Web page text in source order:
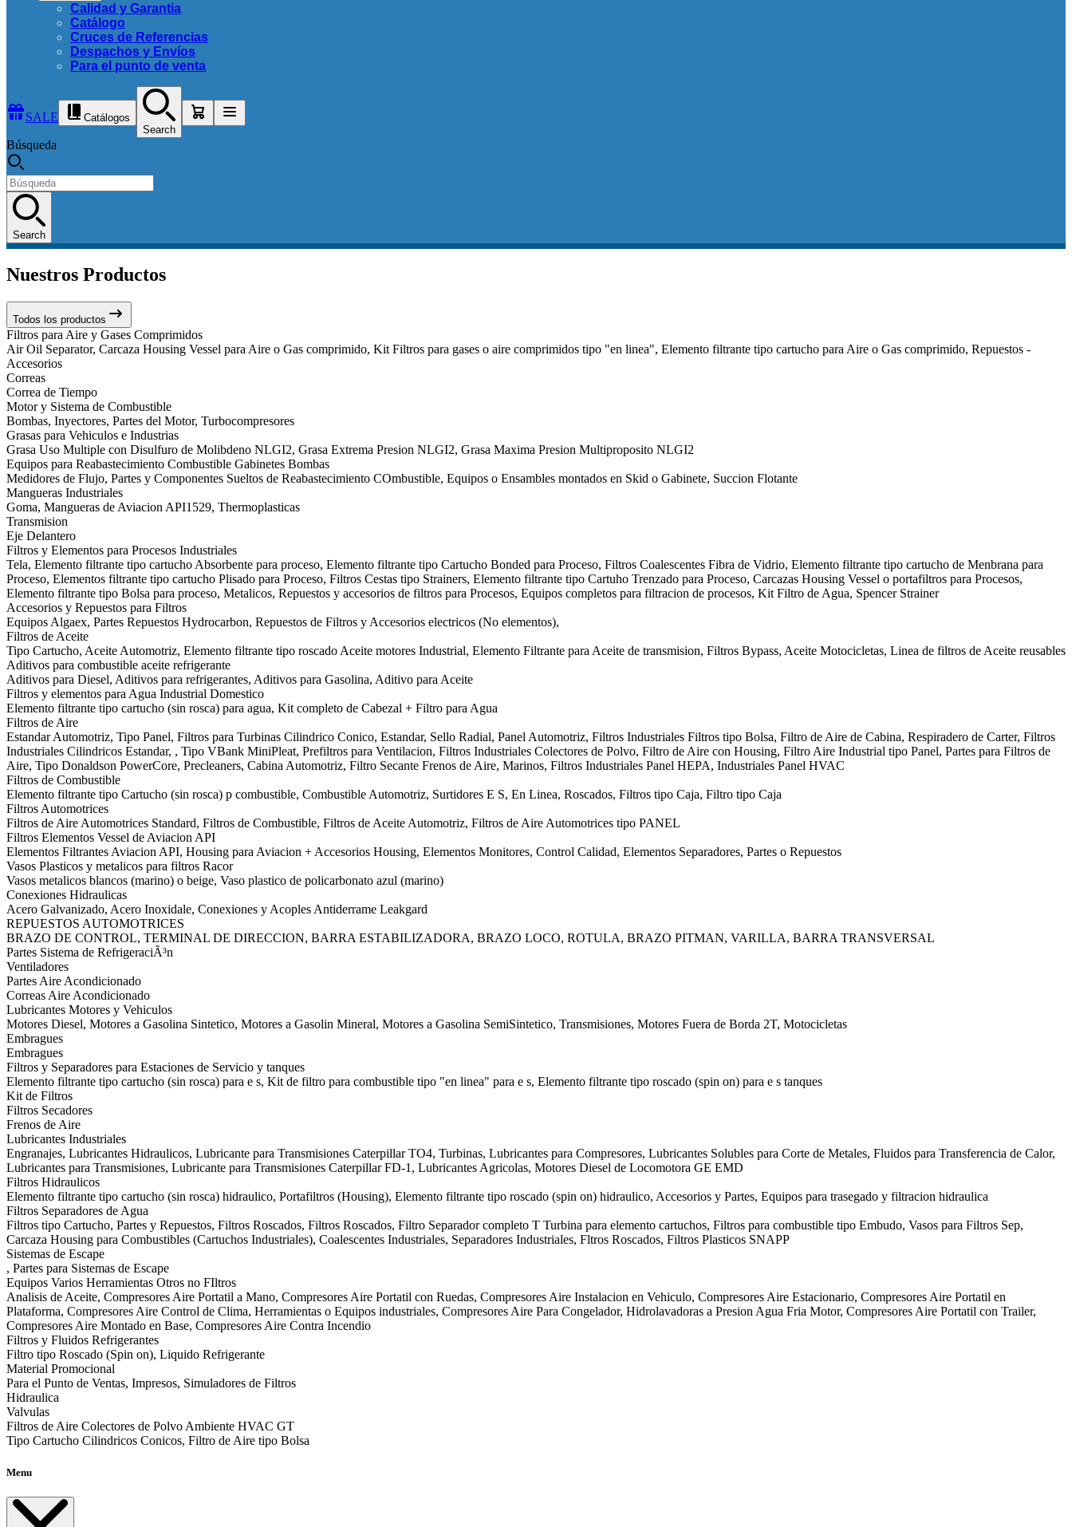
Calidad y Garantia
Catálogo
Cruces de Referencias
Despachos y Envíos
Para el punto de venta
SALE
Catálogos
Search
Búsqueda
Search
Nuestros Productos
Todos los productos
Filtros para Aire y Gases Comprimidos
Air Oil Separator, Carcaza Housing Vessel para Aire o Gas comprimido, Kit Filtros para gases o aire comprimidos tipo "en linea", Elemento filtrante tipo cartucho para Aire o Gas comprimido, Repuestos -
Accesorios
Correas
Correa de Tiempo
Motor y Sistema de Combustible
Bombas, Inyectores, Partes del Motor, Turbocompresores
Grasas para Vehiculos e Industrias
Grasa Uso Multiple con Disulfuro de Molibdeno NLGI2, Grasa Extrema Presion NLGI2, Grasa Maxima Presion Multiproposito NLGI2
Equipos para Reabastecimiento Combustible Gabinetes Bombas
Medidores de Flujo, Partes y Componentes Sueltos de Reabastecimiento COmbustible, Equipos o Ensambles montados en Skid o Gabinete, Succion Flotante
Mangueras Industriales
Goma, Mangueras de Aviacion API1529, Thermoplasticas
Transmision
Eje Delantero
Filtros y Elementos para Procesos Industriales
Tela, Elemento filtrante tipo cartucho Absorbente para proceso, Elemento filtrante tipo Cartucho Bonded para Proceso, Filtros Coalescentes Fibra de Vidrio, Elemento filtrante tipo cartucho de Menbrana para
Proceso, Elementos filtrante tipo cartucho Plisado para Proceso, Filtros Cestas tipo Strainers, Elemento filtrante tipo Cartuho Trenzado para Proceso, Carcazas Housing Vessel o portafiltros para Procesos,
Elemento filtrante tipo Bolsa para proceso, Metalicos, Repuestos y accesorios de filtros para Procesos, Equipos completos para filtracion de procesos, Kit Filtro de Agua, Spencer Strainer
Accesorios y Repuestos para Filtros
Equipos Algaex, Partes Repuestos Hydrocarbon, Repuestos de Filtros y Accesorios electricos (No elementos),
Filtros de Aceite
Tipo Cartucho, Aceite Automotriz, Elemento filtrante tipo roscado Aceite motores Industrial, Elemento Filtrante para Aceite de transmision, Filtros Bypass, Aceite Motocicletas, Linea de filtros de Aceite reusables
Aditivos para combustible aceite refrigerante
Aditivos para Diesel, Aditivos para refrigerantes, Aditivos para Gasolina, Aditivo para Aceite
Filtros y elementos para Agua Industrial Domestico
Elemento filtrante tipo cartucho (sin rosca) para agua, Kit completo de Cabezal + Filtro para Agua
Filtros de Aire
Estandar Automotriz, Tipo Panel, Filtros para Turbinas Cilindrico Conico, Estandar, Sello Radial, Panel Automotriz, Filtros Industriales Filtros tipo Bolsa, Filtro de Aire de Cabina, Respiradero de Carter, Filtros
Industriales Cilindricos Estandar, , Tipo VBank MiniPleat, Prefiltros para Ventilacion, Filtros Industriales Colectores de Polvo, Filtro de Aire con Housing, Filtro Aire Industrial tipo Panel, Partes para Filtros de
Aire, Tipo Donaldson PowerCore, Precleaners, Cabina Automotriz, Filtro Secante Frenos de Aire, Marinos, Filtros Industriales Panel HEPA, Industriales Panel HVAC
Filtros de Combustible
Elemento filtrante tipo Cartucho (sin rosca) p combustible, Combustible Automotriz, Surtidores E S, En Linea, Roscados, Filtros tipo Caja, Filtro tipo Caja
Filtros Automotrices
Filtros de Aire Automotrices Standard, Filtros de Combustible, Filtros de Aceite Automotriz, Filtros de Aire Automotrices tipo PANEL
Filtros Elementos Vessel de Aviacion API
Elementos Filtrantes Aviacion API, Housing para Aviacion + Accesorios Housing, Elementos Monitores, Control Calidad, Elementos Separadores, Partes o Repuestos
Vasos Plasticos y metalicos para filtros Racor
Vasos metalicos blancos (marino) o beige, Vaso plastico de policarbonato azul (marino)
Conexiones Hidraulicas
Acero Galvanizado, Acero Inoxidale, Conexiones y Acoples Antiderrame Leakgard
REPUESTOS AUTOMOTRICES
BRAZO DE CONTROL, TERMINAL DE DIRECCION, BARRA ESTABILIZADORA, BRAZO LOCO, ROTULA, BRAZO PITMAN, VARILLA, BARRA TRANSVERSAL
Partes Sistema de RefrigeraciÃ³n
Ventiladores
Partes Aire Acondicionado
Correas Aire Acondicionado
Lubricantes Motores y Vehiculos
Motores Diesel, Motores a Gasolina Sintetico, Motores a Gasolin Mineral, Motores a Gasolina SemiSintetico, Transmisiones, Motores Fuera de Borda 2T, Motocicletas
Embragues
Embragues
Filtros y Separadores para Estaciones de Servicio y tanques
Elemento filtrante tipo cartucho (sin rosca) para e s, Kit de filtro para combustible tipo "en linea" para e s, Elemento filtrante tipo roscado (spin on) para e s tanques
Kit de Filtros
Filtros Secadores
Frenos de Aire
Lubricantes Industriales
Engranajes, Lubricantes Hidraulicos, Lubricante para Transmisiones Caterpillar TO4, Turbinas, Lubricantes para Compresores, Lubricantes Solubles para Corte de Metales, Fluidos para Transferencia de Calor,
Lubricantes para Transmisiones, Lubricante para Transmisiones Caterpillar FD-1, Lubricantes Agricolas, Motores Diesel de Locomotora GE EMD
Filtros Hidraulicos
Elemento filtrante tipo cartucho (sin rosca) hidraulico, Portafiltros (Housing), Elemento filtrante tipo roscado (spin on) hidraulico, Accesorios y Partes, Equipos para trasegado y filtracion hidraulica
Filtros Separadores de Agua
Filtros tipo Cartucho, Partes y Repuestos, Filtros Roscados, Filtros Roscados, Filtro Separador completo T Turbina para elemento cartuchos, Filtros para combustible tipo Embudo, Vasos para Filtros Sep,
Carcaza Housing para Combustibles (Cartuchos Industriales), Coalescentes Industriales, Separadores Industriales, Fltros Roscados, Filtros Plasticos SNAPP
Sistemas de Escape
, Partes para Sistemas de Escape
Equipos Varios Herramientas Otros no FIltros
Analisis de Aceite, Compresores Aire Portatil a Mano, Compresores Aire Portatil con Ruedas, Compresores Aire Instalacion en Vehiculo, Compresores Aire Estacionario, Compresores Aire Portatil en
Plataforma, Compresores Aire Control de Clima, Herramientas o Equipos industriales, Compresores Aire Para Congelador, Hidrolavadoras a Presion Agua Fria Motor, Compresores Aire Portatil con Trailer,
Compresores Aire Montado en Base, Compresores Aire Contra Incendio
Filtros y Fluidos Refrigerantes
Filtro tipo Roscado (Spin on), Liquido Refrigerante
Material Promocional
Para el Punto de Ventas, Impresos, Simuladores de Filtros
Hidraulica
Valvulas
Filtros de Aire Colectores de Polvo Ambiente HVAC GT
Tipo Cartucho Cilindricos Conicos, Filtro de Aire tipo Bolsa
Menu